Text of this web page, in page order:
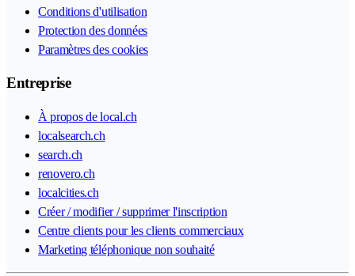
Conditions d'utilisation
Protection des données
Paramètres des cookies
Entreprise
À propos de local.ch
localsearch.ch
search.ch
renovero.ch
localcities.ch
Créer / modifier / supprimer l'inscription
Centre clients pour les clients commerciaux
Marketing téléphonique non souhaité